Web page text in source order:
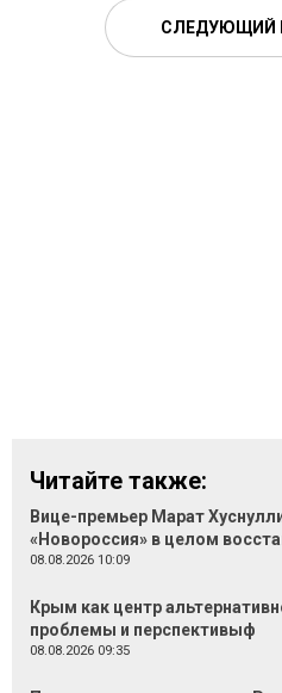
СЛЕДУЮЩИЙ
Читайте также:
Вице-премьер Марат
«Новороссия» в целом
08.08.2026 10:09
Крым как центр
проблемы и перспективыф
08.08.2026 09:35